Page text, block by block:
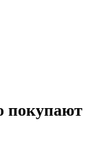
покупают